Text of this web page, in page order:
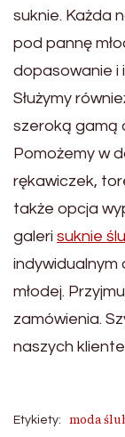
suknie. Każda
pod pannę
dopasowanie i
Służymy
szeroką gamą
Pomożemy w
rękawiczek,
także opcja
galeri suknie
młodej.
zamówienia.
naszych
Etykiety: moda